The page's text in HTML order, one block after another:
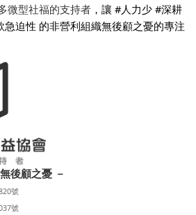
微型社福的支持者 ，讓 #人力少 #深耕
迫性 的非營利組織無後顧之憂的專注
後顧之憂 －
號
號